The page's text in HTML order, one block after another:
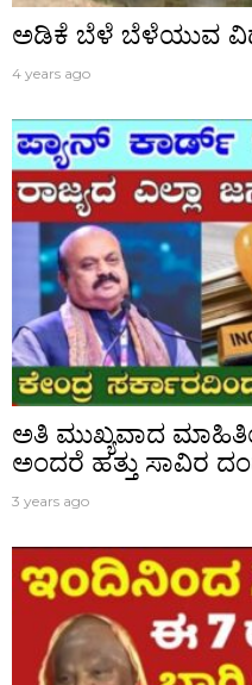
ಅಡಿಕೆ ಬೆಳೆ ಬೆಳೆಯುವ
4 years ago
ಅತಿ ಮುಖ್ಯವಾದ
ಅಂದರೆ ಹತ್ತು ಸಾವಿರ
3 years ago